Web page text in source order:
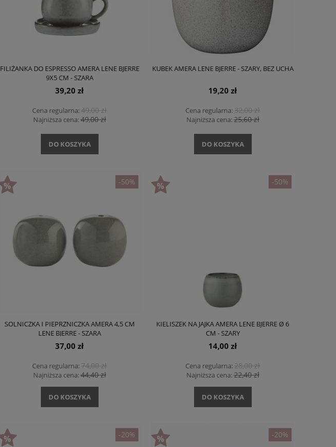
FILIŻANKA DO ESPRESSO AMERA LENE BJERRE
9X5 CM - SZARA
39,20 zł
Cena regularna:49,00 zł
Najniższa cena:49,00 zł
DO KOSZYKA
KUBEK AMERA LENE BJERRE - SZARY, BEZ UCHA
19,20 zł
Cena regularna:32,00 zł
Najniższa cena:25,60 zł
DO KOSZYKA
SOLNICZKA I PIEPRZNICZKA AMERA 4,5 CM
LENE BJERRE - SZARA
37,00 zł
Cena regularna:74,00 zł
Najniższa cena:44,40 zł
DO KOSZYKA
-50%
KIELISZEK NA JAJKA AMERA LENE BJERRE Ø 6
CM - SZARY
14,00 zł
Cena regularna:28,00 zł
Najniższa cena:22,40 zł
DO KOSZYKA
-50%
-20% -20%